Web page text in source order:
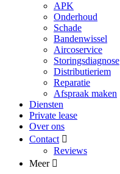
APK
Onderhoud
Schade
Bandenwissel
Aircoservice
Storingsdiagnose
Distributieriem
Reparatie
Afspraak maken
Diensten
Private lease
Over ons
Contact
Reviews
Meer